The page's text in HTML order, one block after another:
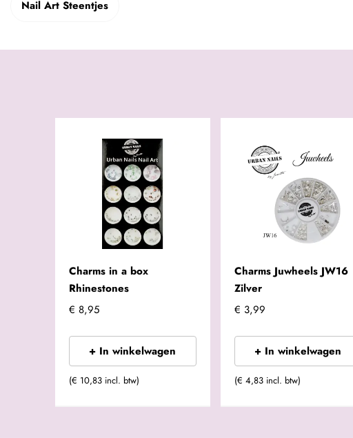
Nail Art Steentjes
Charms in a box
Rhinestones
€ 8,95
+ In winkelwagen
(€ 10,83 incl. btw)
Charms Juwheels JW16
Zilver
€ 3,99
+ In winkelwagen
(€ 4,83 incl. btw)